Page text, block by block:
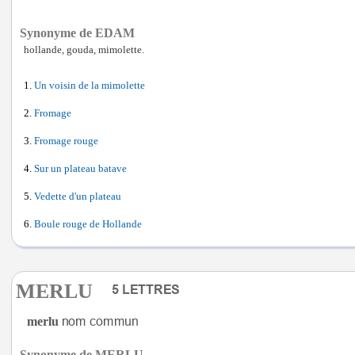
Synonyme de EDAM
hollande, gouda, mimolette.
Un voisin de la mimolette
Fromage
Fromage rouge
Sur un plateau batave
Vedette d'un plateau
Boule rouge de Hollande
MERLU
merlu